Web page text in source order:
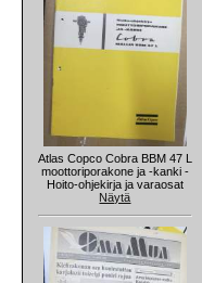
Atlas Copco Cobra BBM 47 L
moottoriporakone ja -kanki -
Hoito-ohjekirja ja varaosat
Näytä